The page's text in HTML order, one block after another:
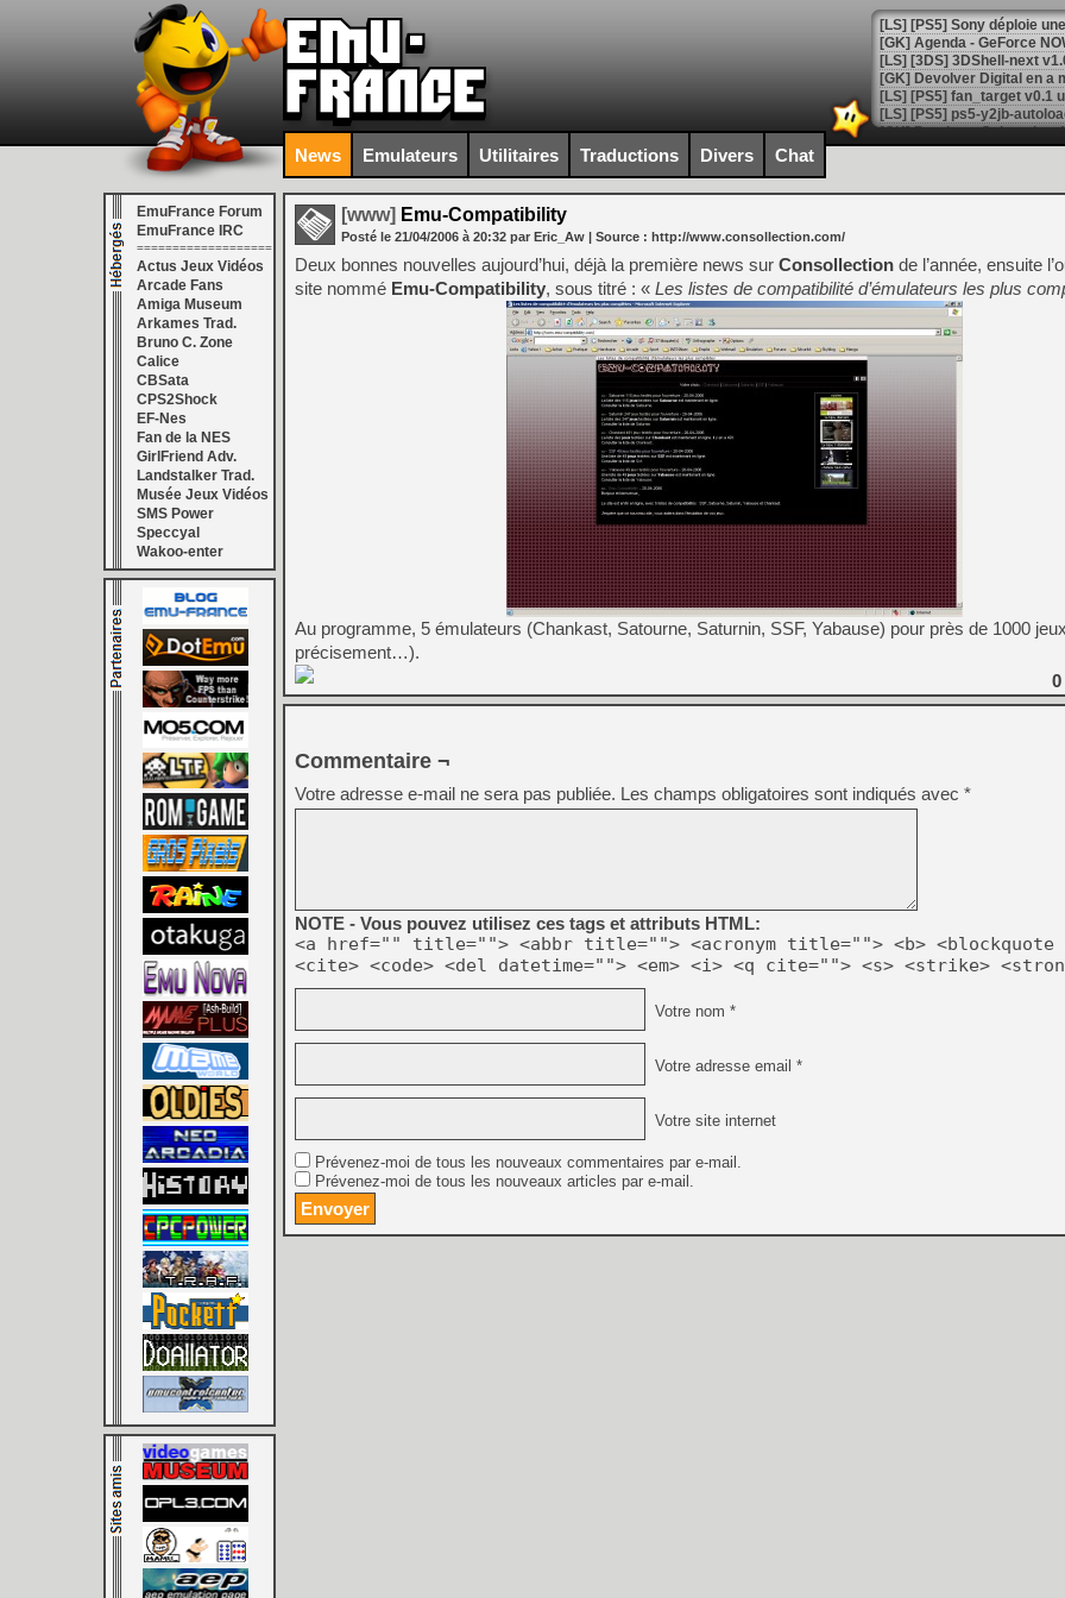
[GK] Agenda - GeForce
[GK] Devolver Digital en a
[LS] [PS5] ps5-y2jb-
[GK] Pourquoi Marvel
[GK] Test : Restory : Chill
[GK] GTA 6 : Rockstar
[GK] Hot Wheels Infinite
[GK] Mémoire cash -
[GK] Résultats Nintendo :
[GK] Déjà des
[Mo5] Brickboy cherche à
[GK] Minecraft et ses «
[GK] Beast of
[GK] Ubisoft : fin de partie
[GK] Mémoire cash -
[GK] Dan Houser (GTA)
[GK] Comment EA Sports
[GK] Crimson Moon : un
[GK] Isle of Reveries : le
[GK] Moonlighter 2 : The
[GK] Capcom relance
[Mo5] Deux inédits du
[GK] Le beat'em up The
[GK] Endless Legend 2 :
[LS] [PS5] Le WebKit
[GK] Oubliez Crazy Taxi,
[LS] [Switch] NSZ 5.0.0
[GK] No More Room in
News Emulateurs Utilitaires Traductions Divers Chat
EmuFrance Forum
EmuFrance IRC
===================
Actus Jeux Vidéos
Arcade Fans
Amiga Museum
Arkames Trad.
Bruno C. Zone
Calice
CBSata
CPS2Shock
EF-Nes
Fan de la NES
GirlFriend Adv.
Landstalker Trad.
Musée Jeux Vidéos
SMS Power
Speccyal
Wakoo-enter
[www] Emu-Compatibility
Posté le 21/04/2006 à 20:32 par Eric_Aw | Source : http://www.consollection.com/
Deux bonnes nouvelles aujourd’hui, déjà la première news sur Consollection de l’année, ensuite
site nommé Emu-Compatibility, sous titré : « Les listes de compatibilité d’émulateurs les plus
Au programme, 5 émulateurs (Chankast, Satourne, Saturnin, SSF, Yabause) pour près de 1000
précisement…).
0
Commentaire ¬
Votre adresse e-mail ne sera pas publiée. Les champs obligatoires sont indiqués avec *
NOTE - Vous pouvez utilisez ces tags et attributs HTML:
<a href="" title=""> <abbr title=""> <acronym title=""> <b> <blockquote
<cite> <code> <del datetime=""> <em> <i> <q cite=""> <s> <strike>
Votre nom *
Votre adresse email *
Votre site internet
Prévenez-moi de tous les nouveaux commentaires par e-mail.
Prévenez-moi de tous les nouveaux articles par e-mail.